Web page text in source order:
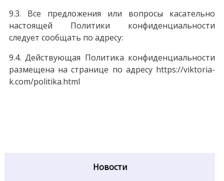
9.3. Все предложения или вопросы касательно
настоящей Политики конфиденциальности
следует сообщать по адресу:
9.4. Действующая Политика конфиденциальности
размещена на странице по адресу https://viktoria-
k.com/politika.html
Новости